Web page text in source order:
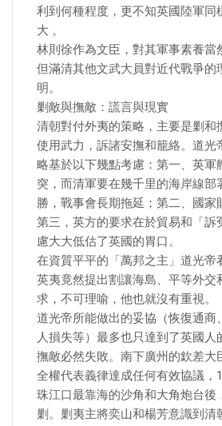
利到何種程度，更不知英國陸軍同
大 。
林則徐作為文臣，對其軍事素養當
但滿清其他文武大員對近代戰爭的
明。
剿敵與撫敵：謊言與現實
清朝對付外夷的策略，主要是剿和
使用武力，訴諸安撫和籠絡。道光
略基於以下幾點考慮：第一、英軍
突，而清軍要在幾千里的海岸線部
勝，戰事會長期拖延；第二、國家
第三，英方的要求在於貿易和「訴
慮大大低估了英國的胃口。
在資質平平的「萬邦之主」道光帝
英夷竟然提出割讓海島、平等外交
求，不可理喻，他也就沒有重視。
道光帝所能做出的妥協（恢復通商
人損失等）最多也只達到了英國人
撫敵必然失敗。南下廣州的欽差大
全權代表義律達成任何有效協議，
珠江口最靠海的沙角和大角炮台後
剿。剿夷主將奕山和楊芳意識到清